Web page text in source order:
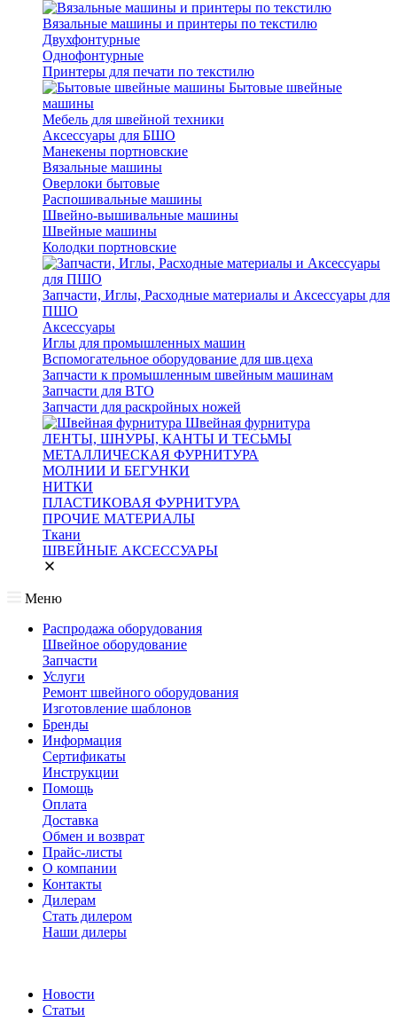
Вязальные машины и принтеры по текстилю
Двухфонтурные
Однофонтурные
Принтеры для печати по текстилю
Бытовые швейные
машины
Мебель для швейной техники
Аксессуары для БШО
Манекены портновские
Вязальные машины
Оверлоки бытовые
Распошивальные машины
Швейно-вышивальные машины
Швейные машины
Колодки портновские
Запчасти, Иглы, Расходные материалы и Аксессуары для
ПШО
Аксессуары
Иглы для промышленных машин
Вспомогательное оборудование для шв.цеха
Запчасти к промышленным швейным машинам
Запчасти для ВТО
Запчасти для раскройных ножей
Швейная фурнитура
ЛЕНТЫ, ШНУРЫ, КАНТЫ И ТЕСЬМЫ
МЕТАЛЛИЧЕСКАЯ ФУРНИТУРА
МОЛНИИ И БЕГУНКИ
НИТКИ
ПЛАСТИКОВАЯ ФУРНИТУРА
ПРОЧИЕ МАТЕРИАЛЫ
Ткани
ШВЕЙНЫЕ АКСЕССУАРЫ
Меню
Распродажа оборудования
Швейное оборудование
Запчасти
Услуги
Ремонт швейного оборудования
Изготовление шаблонов
Бренды
Информация
Сертификаты
Инструкции
Помощь
Оплата
Доставка
Обмен и возврат
Прайс-листы
О компании
Контакты
Дилерам
Стать дилером
Наши дилеры
Новости
Статьи